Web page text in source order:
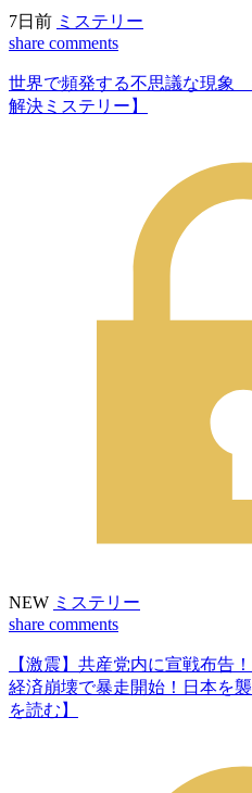
7日前 ミステリー
share comments
世界で頻発する不思議な現象
解決ミステリー】
NEW ミステリー
share comments
【激震】共産党内に宣戦布告
経済崩壊で暴走開始！日本を
を読む】